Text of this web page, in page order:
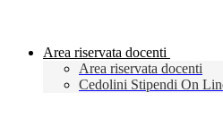
Area riservata docenti
Area riservata docenti
Cedolini Stipendi On